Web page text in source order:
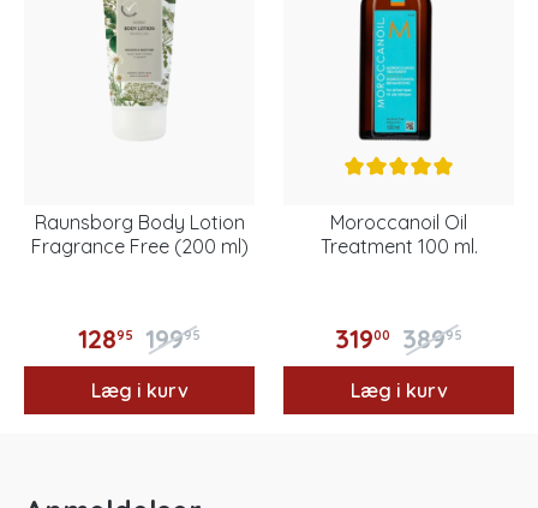
Raunsborg Body Lotion
Fragrance Free (200 ml)
12895 19995
Læg i kurv
Moroccanoil Oil
Treatment 100 ml.
31900 38995
Læg i kurv